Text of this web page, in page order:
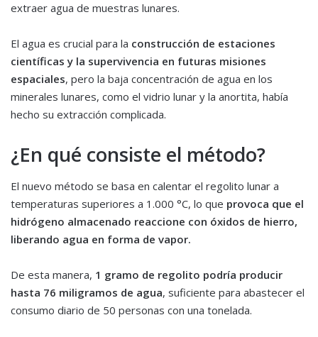
extraer agua de muestras lunares.
El agua es crucial para la construcción de estaciones
científicas y la supervivencia en futuras misiones
espaciales, pero la baja concentración de agua en los
minerales lunares, como el vidrio lunar y la anortita, había
hecho su extracción complicada.
¿En qué consiste el método?
El nuevo método se basa en calentar el regolito lunar a
temperaturas superiores a 1.000 °C, lo que provoca que el
hidrógeno almacenado reaccione con óxidos de hierro,
liberando agua en forma de vapor.
De esta manera, 1 gramo de regolito podría producir
hasta 76 miligramos de agua, suficiente para abastecer el
consumo diario de 50 personas con una tonelada.